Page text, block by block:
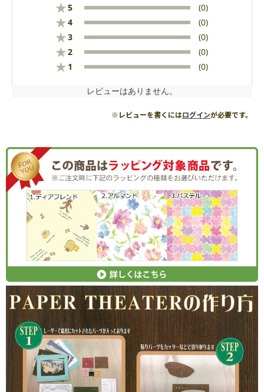
★5 (0)
★4 (0)
★3 (0)
★2 (0)
★ 1 (0)
レビューはありません。
※レビューを書くにはログインが必要です。